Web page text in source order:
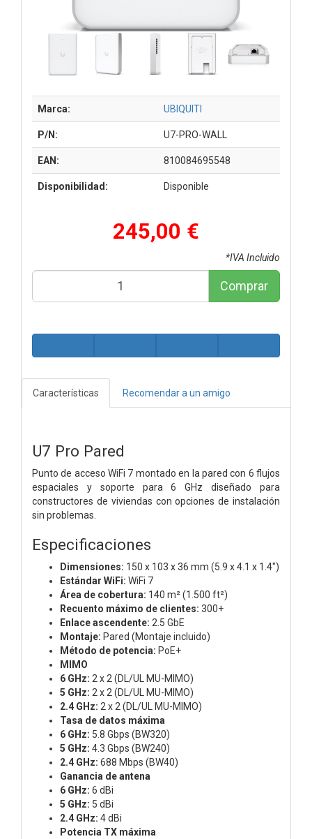
Marca: UBIQUITI
P/N: U7-PRO-WALL
EAN: 810084695548
Disponibilidad: Disponible
245,00 €
*IVA Incluido
Comprar
Características Recomendar a un amigo
U7 Pro Pared
Punto de acceso WiFi 7 montado en la pared con 6 flujos
espaciales y soporte para 6 GHz diseñado para
constructores de viviendas con opciones de instalación
sin problemas.
Especificaciones
Dimensiones: 150 x 103 x 36 mm (5.9 x 4.1 x 1.4")
Estándar WiFi: WiFi 7
Área de cobertura: 140 m² (1.500 ft²)
Recuento máximo de clientes: 300+
Enlace ascendente: 2.5 GbE
Montaje: Pared (Montaje incluido)
Método de potencia: PoE+
MIMO
6 GHz: 2 x 2 (DL/UL MU-MIMO)
5 GHz: 2 x 2 (DL/UL MU-MIMO)
2.4 GHz: 2 x 2 (DL/UL MU-MIMO)
Tasa de datos máxima
6 GHz: 5.8 Gbps (BW320)
5 GHz: 4.3 Gbps (BW240)
2.4 GHz: 688 Mbps (BW40)
Ganancia de antena
6 GHz: 6 dBi
5 GHz: 5 dBi
2.4 GHz: 4 dBi
Potencia TX máxima